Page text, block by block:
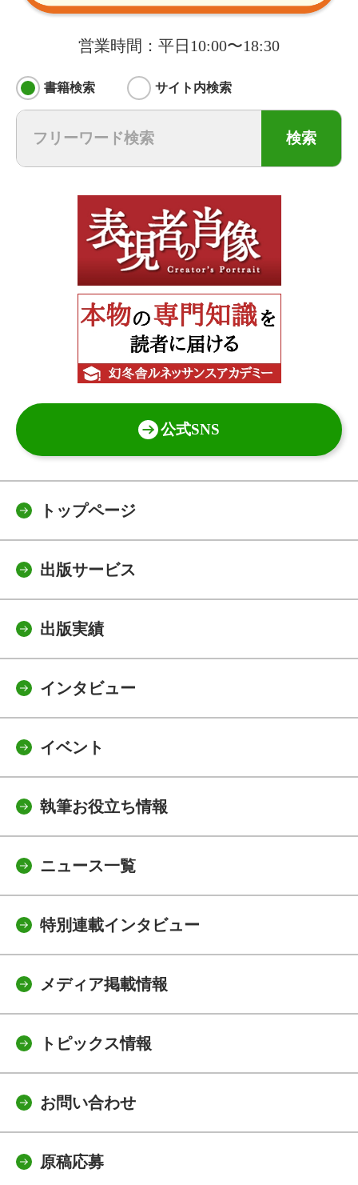
営業時間：平日10:00〜18:30
書籍検索 サイト内検索
検索
公式SNS
トップページ
出版サービス
出版実績
インタビュー
イベント
執筆お役立ち情報
ニュース一覧
特別連載インタビュー
メディア掲載情報
トピックス情報
お問い合わせ
原稿応募